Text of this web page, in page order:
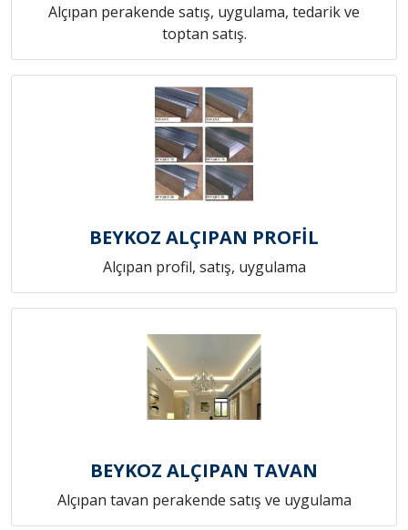
Alçıpan perakende satış, uygulama, tedarik ve
toptan satış.
BEYKOZ ALÇIPAN PROFİL
Alçıpan profil, satış, uygulama
BEYKOZ ALÇIPAN TAVAN
Alçıpan tavan perakende satış ve uygulama